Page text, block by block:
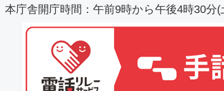
本庁舎開庁時間：午前9時から午後4時30分